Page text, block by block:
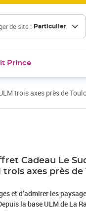
de site : Particulier
Prince
trois axes près de
Cadeau Le
trois axes près
et d’admirer les
la base ULM de La
pour une aventure